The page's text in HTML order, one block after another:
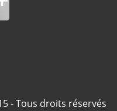
- Tous droits réservés